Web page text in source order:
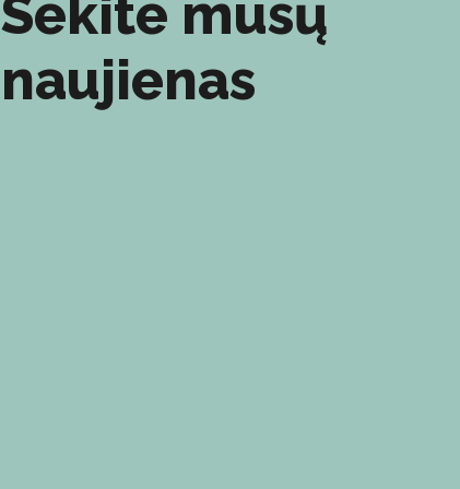
Sekite mūsų
naujienas